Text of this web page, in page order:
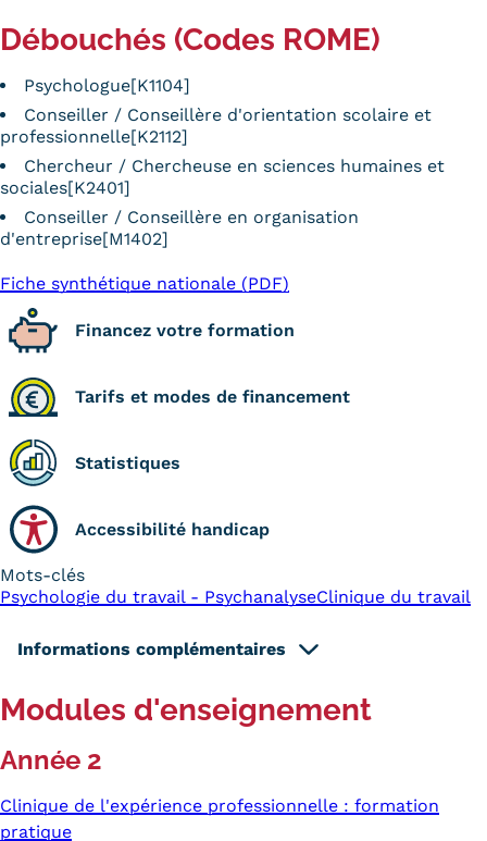
Débouchés (Codes ROME)
Psychologue[K1104]
Conseiller / Conseillère d'orientation scolaire et
professionnelle[K2112]
Chercheur / Chercheuse en sciences humaines et
sociales[K2401]
Conseiller / Conseillère en organisation
d'entreprise[M1402]
Fiche synthétique nationale (PDF)
Financez votre formation
Tarifs et modes de financement
Statistiques
Accessibilité handicap
Mots-clés
Psychologie du travail - PsychanalyseClinique du travail
Informations complémentaires
Modules d'enseignement
Année 2
Clinique de l'expérience professionnelle : formation
pratique